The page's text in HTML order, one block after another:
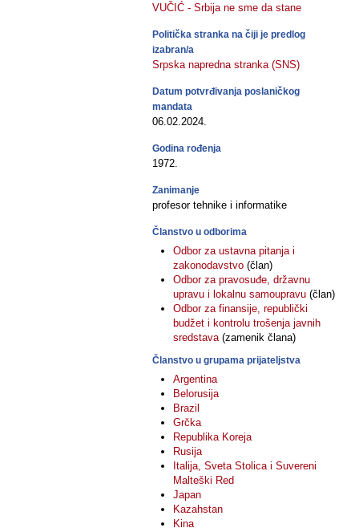
VUČIĆ - Srbija ne sme da stane
Politička stranka na čiji je predlog
izabran/a
Srpska napredna stranka (SNS)
Datum potvrđivanja poslaničkog
mandata
06.02.2024.
Godina rođenja
1972.
Zanimanje
profesor tehnike i informatike
Članstvo u odborima
Odbor za ustavna pitanja i
zakonodavstvo (član)
Odbor za pravosuđe, državnu
upravu i lokalnu samoupravu (član)
Odbor za finansije, republički
budžet i kontrolu trošenja javnih
sredstava (zamenik člana)
Članstvo u grupama prijateljstva
Argentina
Belorusija
Brazil
Grčka
Republika Koreja
Rusija
Italija, Sveta Stolica i Suvereni
Malteški Red
Japan
Kazahstan
Kina